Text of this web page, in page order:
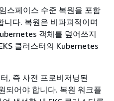
스페이스 수준 복원을 포함
니다. 복원은 비파괴적이며
객체를 덮어쓰지
클러스터의 Kubernetes
, 즉 사전 프로비저닝된
되어야 합니다. 복원 워크플